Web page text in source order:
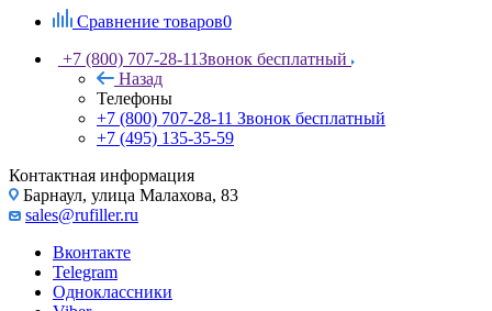
+7 (800) 707-28-11
Назад
Телефоны
+7 (800) 707-28-11
Контактная информация
Барнаул, улица Малахова, 83
Вконтакте
Telegram